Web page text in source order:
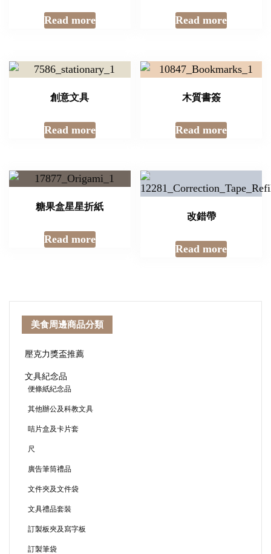
Read more Read more
創意文具
Read more
木質書簽
Read more
糖果盒星星折紙
Read more
改錯帶
Read more
美食周邊商品分類
壓克力獎盃推薦
文具紀念品
便條紙紀念品
其他辦公及科教文具
咭片盒及卡片套
尺
廣告筆筒禮品
文件夾及文件袋
文具禮品套裝
訂製板夾及寫字板
訂製筆袋